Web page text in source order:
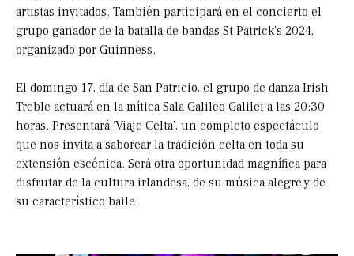
artistas invitados. También participará en el concierto el
grupo ganador de la batalla de bandas St Patrick’s 2024,
organizado por Guinness.
El domingo 17, día de San Patricio, el grupo de danza Irish
Treble actuará en la mítica Sala Galileo Galilei a las 20:30
horas. Presentará ‘Viaje Celta’, un completo espectáculo
que nos invita a saborear la tradición celta en toda su
extensión escénica. Será otra oportunidad magnífica para
disfrutar de la cultura irlandesa, de su música alegre y de
su característico baile.